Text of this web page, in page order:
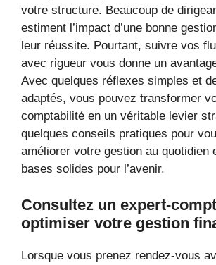
votre structure. Beaucoup de
estiment l’impact d’une bonne
leur réussite. Pourtant, suivre vos
avec rigueur vous donne un
Avec quelques réflexes simples et
adaptés, vous pouvez transformer
comptabilité en un véritable levier
quelques conseils pratiques pour
améliorer votre gestion au quotidien
bases solides pour l’avenir.
Consultez un expert-
optimiser votre gestion
Lorsque vous prenez rendez-vous